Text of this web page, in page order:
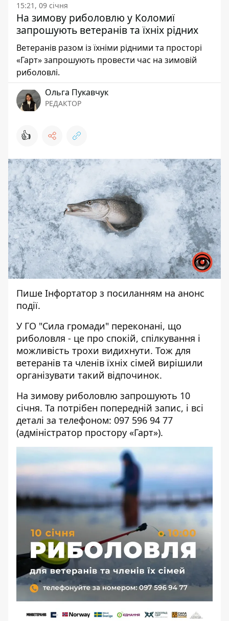
15:21, 09 січня
На зимову риболовлю у Коломиї
запрошують ветеранів та їхніх рідних
Ветеранів разом із їхніми рідними та просторі
«Гарт» запрошують провести час на зимовій
риболовлі.
Ольга Пукавчук
РЕДАКТОР
👍
Пише Інфортатор з посиланням на анонс
події.
У ГО "Сила громади" переконані, що
риболовля - це про спокій, спілкування і
можливість трохи видихнути. Тож для
ветеранів та членів їхніх сімей вирішили
організувати такий відпочинок.
На зимову риболовлю запрошують 10
січня. Та потрібен попередній запис, і всі
деталі за телефоном: 097 596 94 77
(адміністратор простору «Гарт»).